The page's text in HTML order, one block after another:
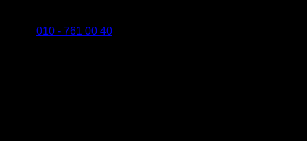
010 - 761 00 40